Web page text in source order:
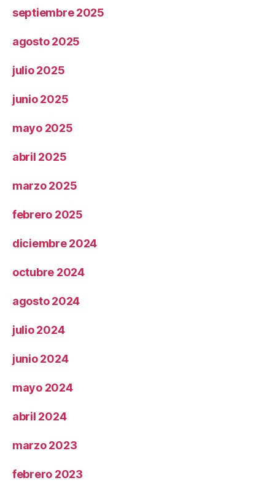
septiembre 2025
agosto 2025
julio 2025
junio 2025
mayo 2025
abril 2025
marzo 2025
febrero 2025
diciembre 2024
octubre 2024
agosto 2024
julio 2024
junio 2024
mayo 2024
abril 2024
marzo 2023
febrero 2023